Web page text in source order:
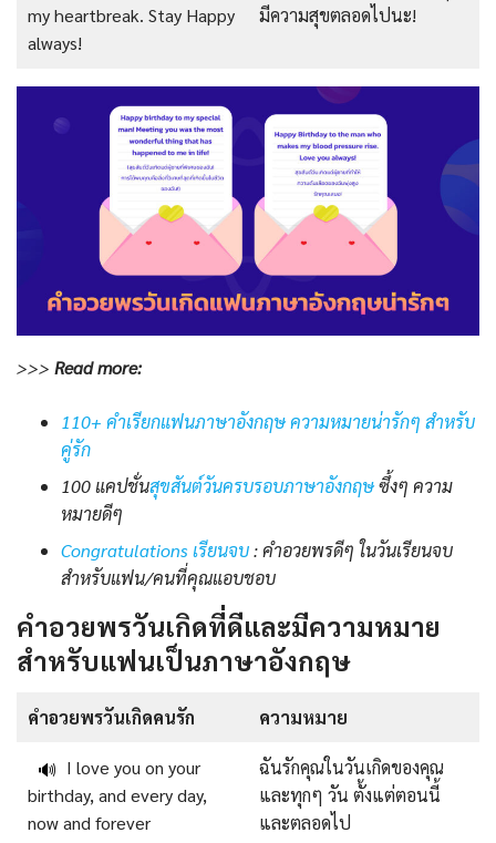
my heartbreak. Stay Happy
always!
มีความสุขตลอดไปนะ!
>>> Readmore:
110+ คำเรียกแฟนภาษาอังกฤษ ความหมายน่ารักๆ สำหรับ
คู่รัก
100 แคปชั่นสุขสันต์วันครบรอบภาษาอังกฤษซึ้งๆ ความ
หมายดีๆ
Congratulations เรียนจบ: คำอวยพรดีๆ ในวันเรียนจบ
สำหรับแฟน/คนที่คุณแอบชอบ
คำอวยพรวันเกิดที่ดีและมีความหมาย
สำหรับแฟนเป็นภาษาอังกฤษ
คำอวยพรวันเกิดคนรัก ความหมาย
🔊 I love you on your
birthday, and every day,
now and forever
ฉันรักคุณในวันเกิดของคุณ
และทุกๆ วัน ตั้งแต่ตอนนี้
และตลอดไป